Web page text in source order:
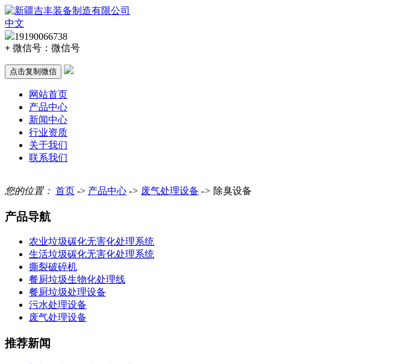
中文
19190066738
+ 微信号： 微信号
点击复制微信
网站首页
产品中心
新闻中心
行业资质
关于我们
联系我们
您的位置： 首页 -> 产品中心 -> 废气处理设备 -> 除臭设备
产品导航
农业垃圾碳化无害化处理系统
生活垃圾碳化无害化处理系统
撕裂破碎机
餐厨垃圾生物化处理线
餐厨垃圾处理设备
污水处理设备
废气处理设备
推荐新闻